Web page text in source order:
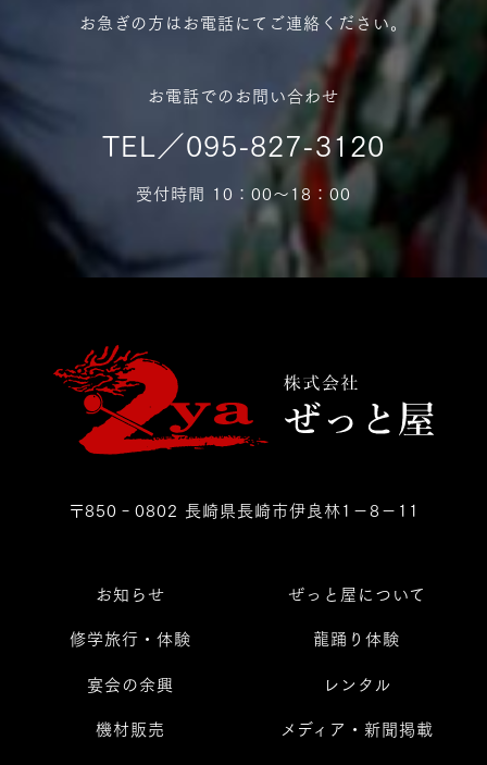
お急ぎの方はお電話にてご連絡ください。
お電話でのお問い合わせ
TEL／095-827-3120
受付時間 10：00〜18：00
〒850‐0802 長崎県長崎市伊良林1－8－11
お知らせ
ぜっと屋について
修学旅行・体験
龍踊り体験
宴会の余興
レンタル
機材販売
メディア・新聞掲載